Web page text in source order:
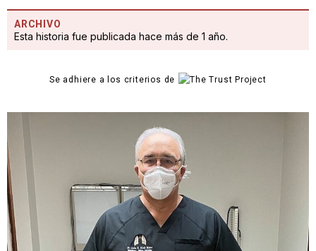
ARCHIVO
Esta historia fue publicada hace más de 1 año.
Se adhiere a los criterios de